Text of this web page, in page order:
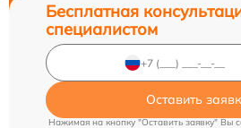
Бесплатная
специалистом
Оставить
Нажимая на кнопку "Оставить заявку" Вы